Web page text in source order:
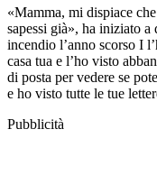
«Mamma, mi dispiace
sapessi già», ha iniziato
incendio l’anno scorso I
casa tua e l’ho visto
di posta per vedere se
e ho visto tutte le tue
Pubblicità